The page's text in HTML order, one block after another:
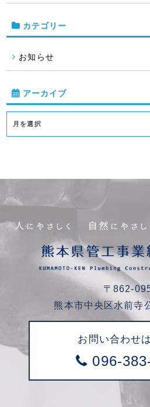
カテゴリー
お知らせ
アーカイブ
月を選択
〒862-
熊本市中央区水前寺
お問い合わせ
096-